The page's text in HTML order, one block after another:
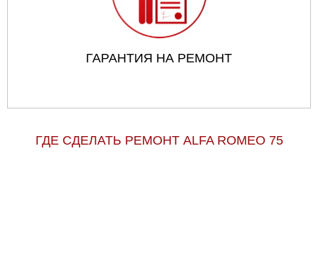
ГАРАНТИЯ НА РЕМОНТ
ГДЕ СДЕЛАТЬ РЕМОНТ ALFA ROMEO 75